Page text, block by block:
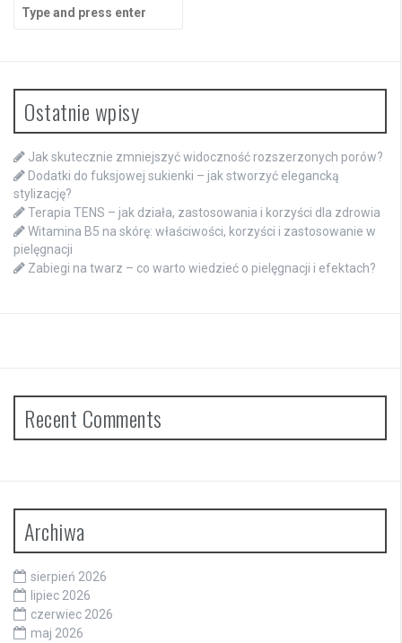
for:
Ostatnie wpisy
Jak skutecznie zmniejszyć widoczność rozszerzonych porów?
Dodatki do fuksjowej sukienki – jak stworzyć elegancką
stylizację?
Terapia TENS – jak działa, zastosowania i korzyści dla zdrowia
Witamina B5 na skórę: właściwości, korzyści i zastosowanie w
pielęgnacji
Zabiegi na twarz – co warto wiedzieć o pielęgnacji i efektach?
Recent Comments
Archiwa
sierpień 2026
lipiec 2026
czerwiec 2026
maj 2026